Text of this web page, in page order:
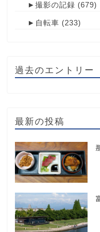
► 撮影の記録 (679)
► 自転車 (233)
過去のエントリー
最新の投稿